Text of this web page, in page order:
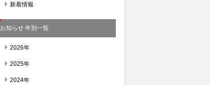
新着情報
お知らせ 年別一覧
2026年
2025年
2024年